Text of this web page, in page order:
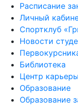
Расписание
Личный
Спортклуб
Новости
Библиотека
Центр карьеры
Образование
Образование